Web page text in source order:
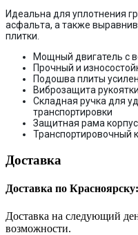
Идеальна для уплотнения
асфальта, а также
плитки.
Мощный двигатель с
Прочный и
Подошва плиты
Виброзащита
Складная ручка для
транспортировки
Защитная рама
Транспортировочный
Доставка
Доставка по Красноярску:
Доставка на следующий
возможности.